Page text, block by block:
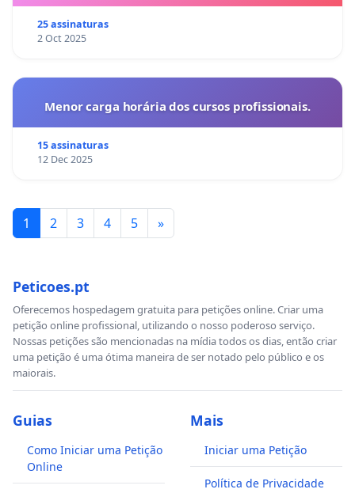
25 assinaturas
2 Oct 2025
Menor carga horária dos cursos profissionais.
15 assinaturas
12 Dec 2025
1 2 3 4 5 »
Peticoes.pt
Oferecemos hospedagem gratuita para petições online. Criar uma
petição online profissional, utilizando o nosso poderoso serviço.
Nossas petições são mencionadas na mídia todos os dias, então criar
uma petição é uma ótima maneira de ser notado pelo público e os
maiorais.
Guias
Como Iniciar uma Petição
Online
Mais
Iniciar uma Petição
Política de Privacidade